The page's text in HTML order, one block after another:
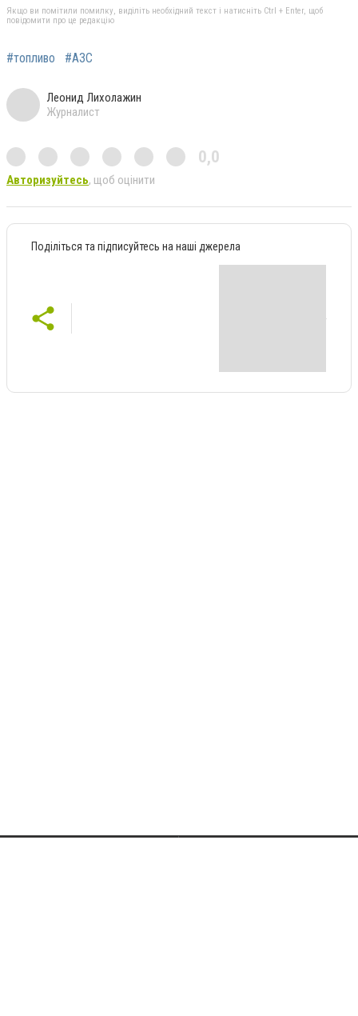
Якщо ви помітили помилку, виділіть необхідний текст і натисніть Ctrl + Enter, щоб
повідомити про це редакцію
#топливо #АЗС
Леонид Лихолажин
Журналист
0,0
Авторизуйтесь, щоб оцінити
Поділіться та підписуйтесь на наші джерела